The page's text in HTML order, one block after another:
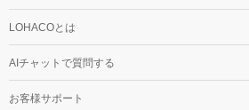
LOHACOとは
AIチャットで質問する
お客様サポート